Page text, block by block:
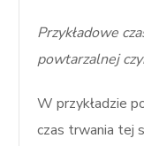
Przykładowe
powtarzalnej
W przykładzie
czas trwania tej